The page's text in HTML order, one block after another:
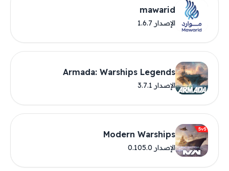
mawarid
الإصدار 1.6.7
Armada: Warships Legends
الإصدار 3.7.1
Modern Warships
الإصدار 0.105.0